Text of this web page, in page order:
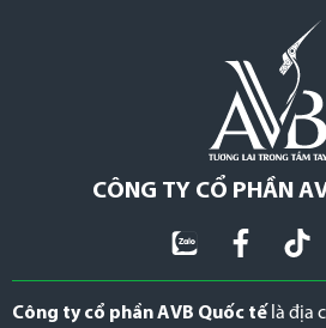
CÔNG TY CỔ PHẦN
Công ty cổ phần AVB Quốc tế là địa